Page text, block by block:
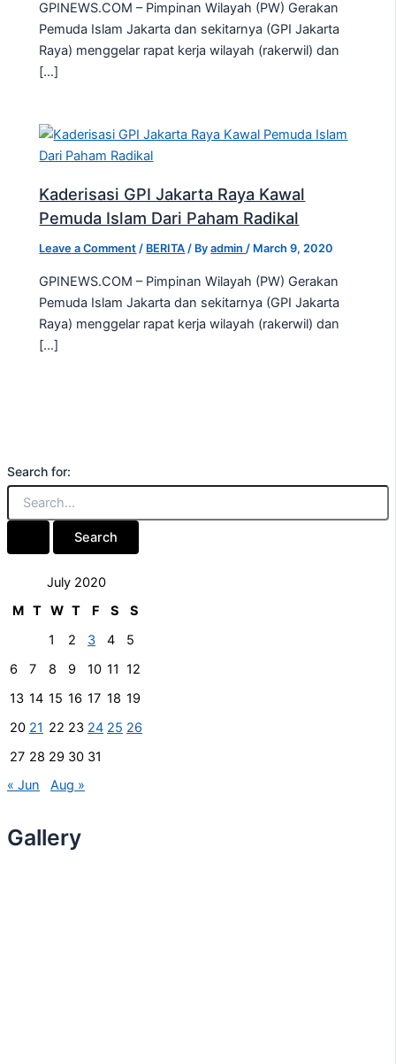
GPINEWS.COM – Pimpinan Wilayah (PW) Gerakan
Pemuda Islam Jakarta dan sekitarnya (GPI Jakarta
Raya) menggelar rapat kerja wilayah (rakerwil) dan
[…]
Kaderisasi GPI Jakarta Raya Kawal
Pemuda Islam Dari Paham Radikal
Leave a Comment / BERITA / Byadmin/ March 9, 2020
GPINEWS.COM – Pimpinan Wilayah (PW) Gerakan
Pemuda Islam Jakarta dan sekitarnya (GPI Jakarta
Raya) menggelar rapat kerja wilayah (rakerwil) dan
[…]
Search for:
July 2020
M T W T F S
S
1
2 3 4
5
6
7 8 9 10 11 12
13 14 15 16 17 18 19
20 21 22 23 24 25 26
27 28 29 30 31
« Jun
Aug »
Gallery